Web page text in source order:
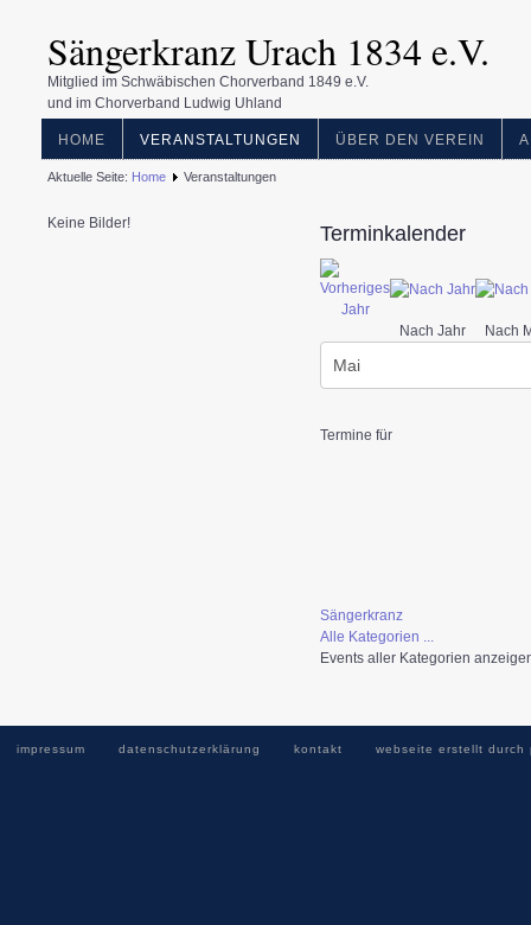
Sängerkranz Urach 1834 e.V.
Mitglied im Schwäbischen Chorverband 1849 e.V.
und im Chorverband Ludwig Uhland
HOME VERANSTALTUNGEN ÜBER DEN VEREIN
Aktuelle Seite: Home Veranstaltungen
Keine Bilder! Terminkalender
Nach Jahr Nach
Termine für
Sängerkranz
Alle Kategorien ...
Events aller Kategorien
impressum datenschutzerklärung kontakt webseite erstellt durch